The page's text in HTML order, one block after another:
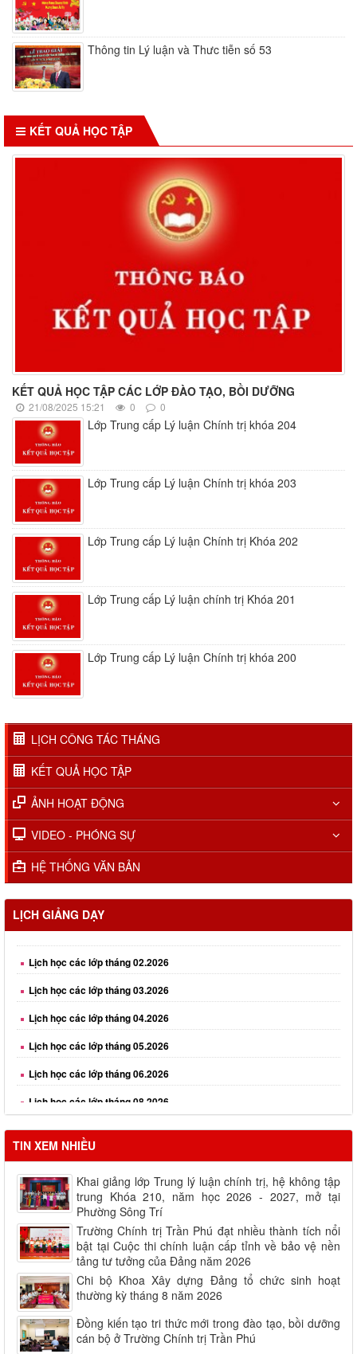
Thông tin Lý luận và Thưc tiễn số 53
KẾT QUẢ HỌC TẬP
KẾT QUẢ HỌC TẬP CÁC LỚP ĐÀO TẠO, BỒI DƯỠNG
21/08/2025 15:21 0 0
Lớp Trung cấp Lý luận Chính trị khóa 204
Lớp Trung cấp Lý luận Chính trị khóa 203
Lớp Trung cấp Lý luận Chính trị Khóa 202
Lớp Trung cấp Lý luận chính trị Khóa 201
Lớp Trung cấp Lý luận Chính trị khóa 200
LỊCH CÔNG TÁC THÁNG
KẾT QUẢ HỌC TẬP
ẢNH HOẠT ĐỘNG
VIDEO - PHÓNG SỰ
HỆ THỐNG VĂN BẢN
LỊCH GIẢNG DẠY
Lịch học các lớp tháng 01.2026
Lịch học các lớp tháng 02.2026
Lịch học các lớp tháng 04.2026
Lịch học các lớp tháng 05.2026
Lịch học các lớp tháng 06.2026
Lịch học các lớp tháng 08.2026
TIN XEM NHIỀU
Khai giảng lớp Trung lý luận chính trị, hệ không tập
trung Khóa 210, năm học 2026 - 2027, mở tại
Phường Sông Trí
Trường Chính trị Trần Phú đạt nhiều thành tích nổi
bật tại Cuộc thi chính luận cấp tỉnh về bảo vệ nền
tảng tư tưởng của Đảng năm 2026
Chi bộ Khoa Xây dựng Đảng tổ chức sinh hoạt
thường kỳ tháng 8 năm 2026
Đồng kiến tạo tri thức mới trong đào tạo, bồi dưỡng
cán bộ ở Trường Chính trị Trần Phú